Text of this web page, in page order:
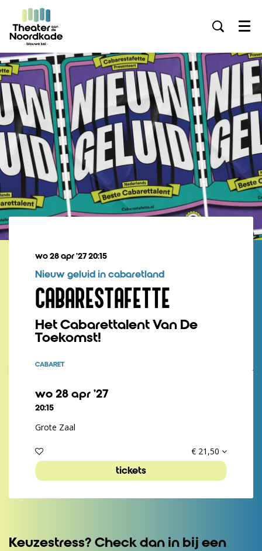
Menu
CABARESTAFETTE
Het Cabarettalent Van De
Toekomst!
Nieuw geluid in cabaretland
wo 28 apr ’2720:15
CABARET
wo 28 apr ’27
20:15
Grote Zaal
€ 21,50
tickets
Keuzestress? Check dan in bij een